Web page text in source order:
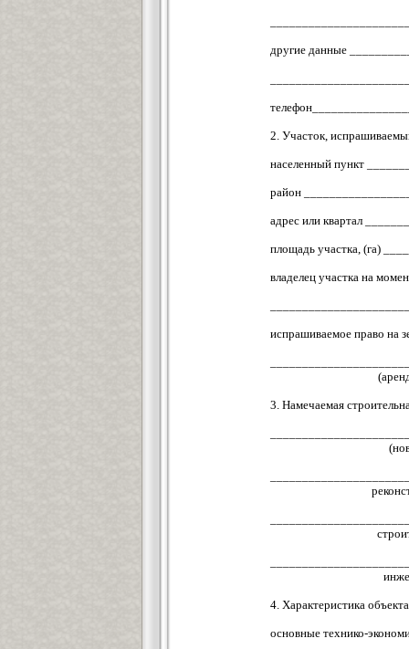
другие данные
2. Участок,
населенный пункт
район
адрес или квартал
площадь участка, (га)
владелец участка на
испрашиваемое право на
3. Намечаемая
4. Характеристика объекта
основные технико-